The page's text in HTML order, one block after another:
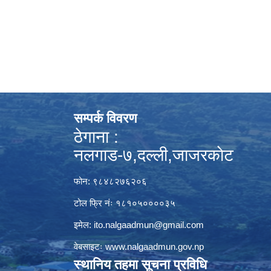
सम्पर्क विवरण
ठेगाना :
नलगाड-७,दल्ली,जाजरकाेट
फोन: ९८४८२७६२०६
टोल फ्रि नंः १८१०५००००३५
इमेल: ito.nalgaadmun@gmail.com
वेबसाइटःwww.nalgaadmun.gov.np
स्थानिय तहमा सूचना प्रविधि